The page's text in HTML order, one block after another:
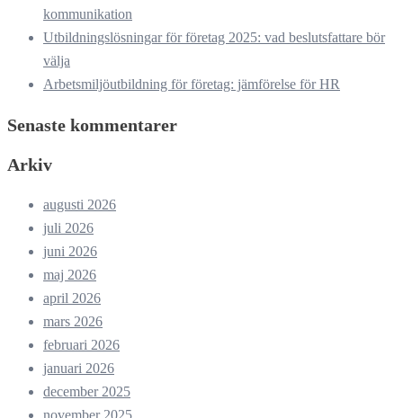
kommunikation
Utbildningslösningar för företag 2025: vad beslutsfattare bör
välja
Arbetsmiljöutbildning för företag: jämförelse för HR
Senaste kommentarer
Arkiv
augusti 2026
juli 2026
juni 2026
maj 2026
april 2026
mars 2026
februari 2026
januari 2026
december 2025